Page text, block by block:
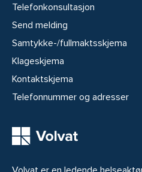
Telefonkonsultasjon
Send melding
Samtykke-/fullmaktsskjema
Klageskjema
Kontaktskjema
Telefonnummer og adresser